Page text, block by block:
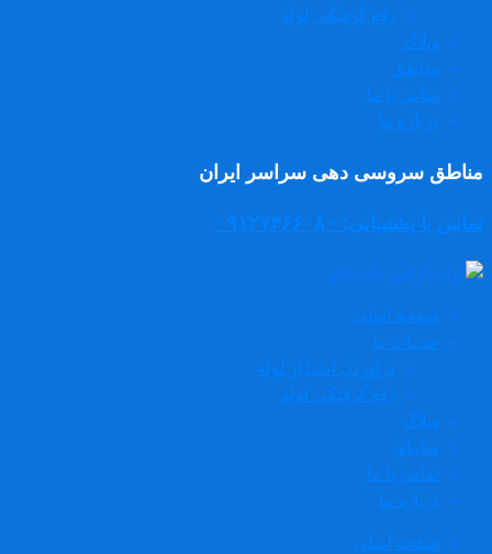
رفع گرفتگی لوله
وبلاگ
مناطق
تماس با ما
درباره ما
مناطق سروسی دهی سراسر ایران
تماس با پشتیبانی: ۰۹۱۲۷۳۶۶۰۸۰
صفحه اصلی
خدمات ما
دراوردن اشیا از لوله
رفع گرفتگی لوله
وبلاگ
مناطق
تماس با ما
درباره ما
صفحه اصلی